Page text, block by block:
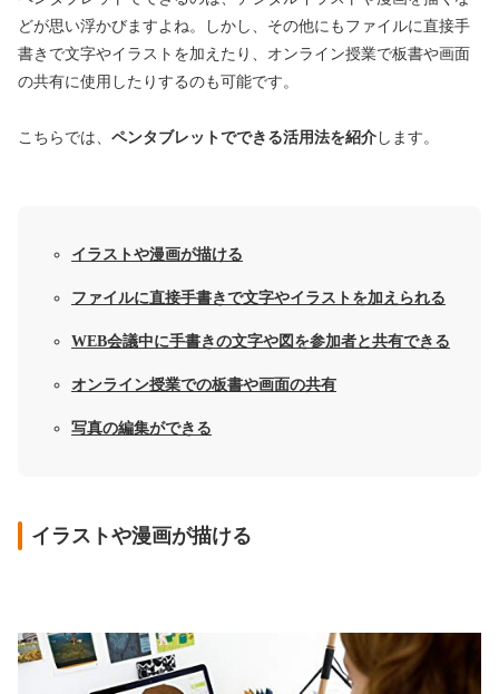
どが思い浮かびますよね。しかし、その他にもファイルに直接手
書きで文字やイラストを加えたり、オンライン授業で板書や画面
の共有に使用したりするのも可能です。
こちらでは、 ペンタブレットでできる活用法を紹介 します。
イラストや漫画が描ける
ファイルに直接手書きで文字やイラストを加えられる
WEB会議中に手書きの文字や図を参加者と共有できる
オンライン授業での板書や画面の共有
写真の編集ができる
イラストや漫画が描ける